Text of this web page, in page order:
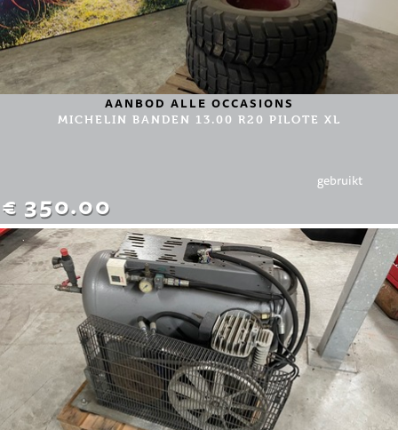
AANBOD ALLE OCCASIONS
MICHELIN BANDEN 13.00 R20 PILOTE XL
€ 350.00
gebruikt